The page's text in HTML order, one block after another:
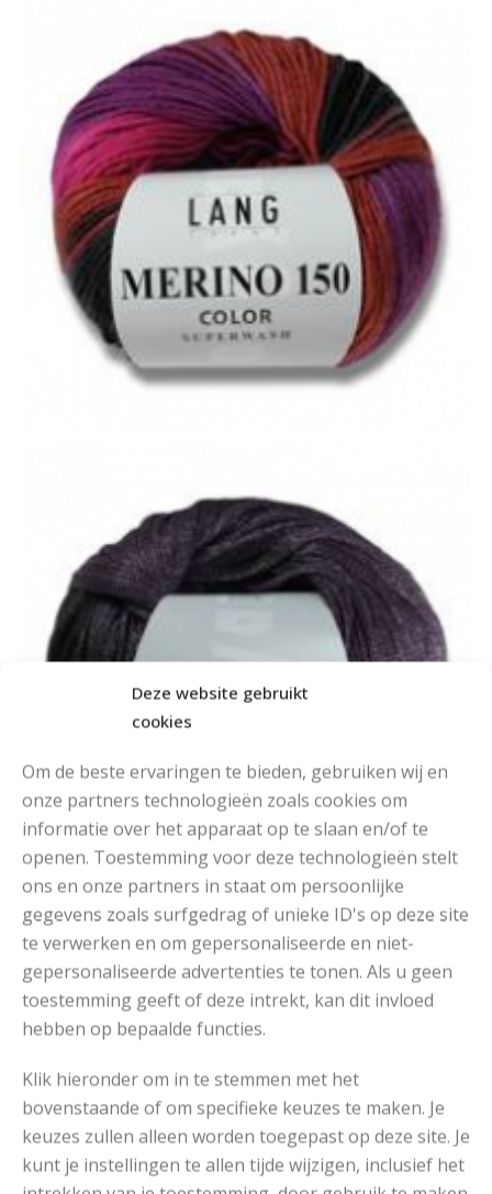
Deze website gebruikt
cookies
Om de beste ervaringen te bieden, gebruiken wij en
onze partners technologieën zoals cookies om
informatie over het apparaat op te slaan en/of te
openen. Toestemming voor deze technologieën stelt
ons en onze partners in staat om persoonlijke
gegevens zoals surfgedrag of unieke ID's op deze site
te verwerken en om gepersonaliseerde en niet-
gepersonaliseerde advertenties te tonen. Als u geen
toestemming geeft of deze intrekt, kan dit invloed
hebben op bepaalde functies.
Klik hieronder om in te stemmen met het
bovenstaande of om specifieke keuzes te maken. Je
keuzes zullen alleen worden toegepast op deze site. Je
kunt je instellingen te allen tijde wijzigen, inclusief het